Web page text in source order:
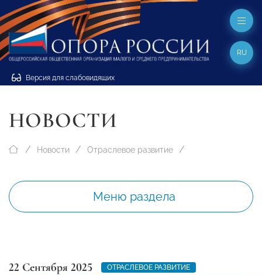
Версия для слабовидящих
RU
НОВОСТИ
Новости Отраслевое развитие
Меню раздела
22 Сентября 2025
ОТРАСЛЕВОЕ РАЗВИТИЕ